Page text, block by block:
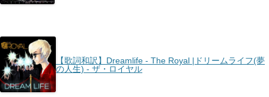
【歌詞和訳】Dreamlife - The Royal |ドリームライフ(夢
の人生) - ザ・ロイヤル